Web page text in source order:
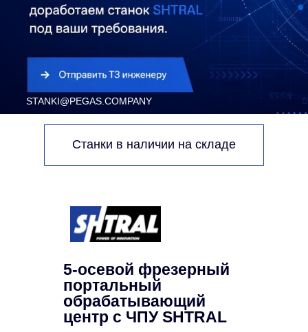
Станки в наличии на складе
5-осевой фрезерный
портальный
обрабатывающий
центр с ЧПУSHTRAL